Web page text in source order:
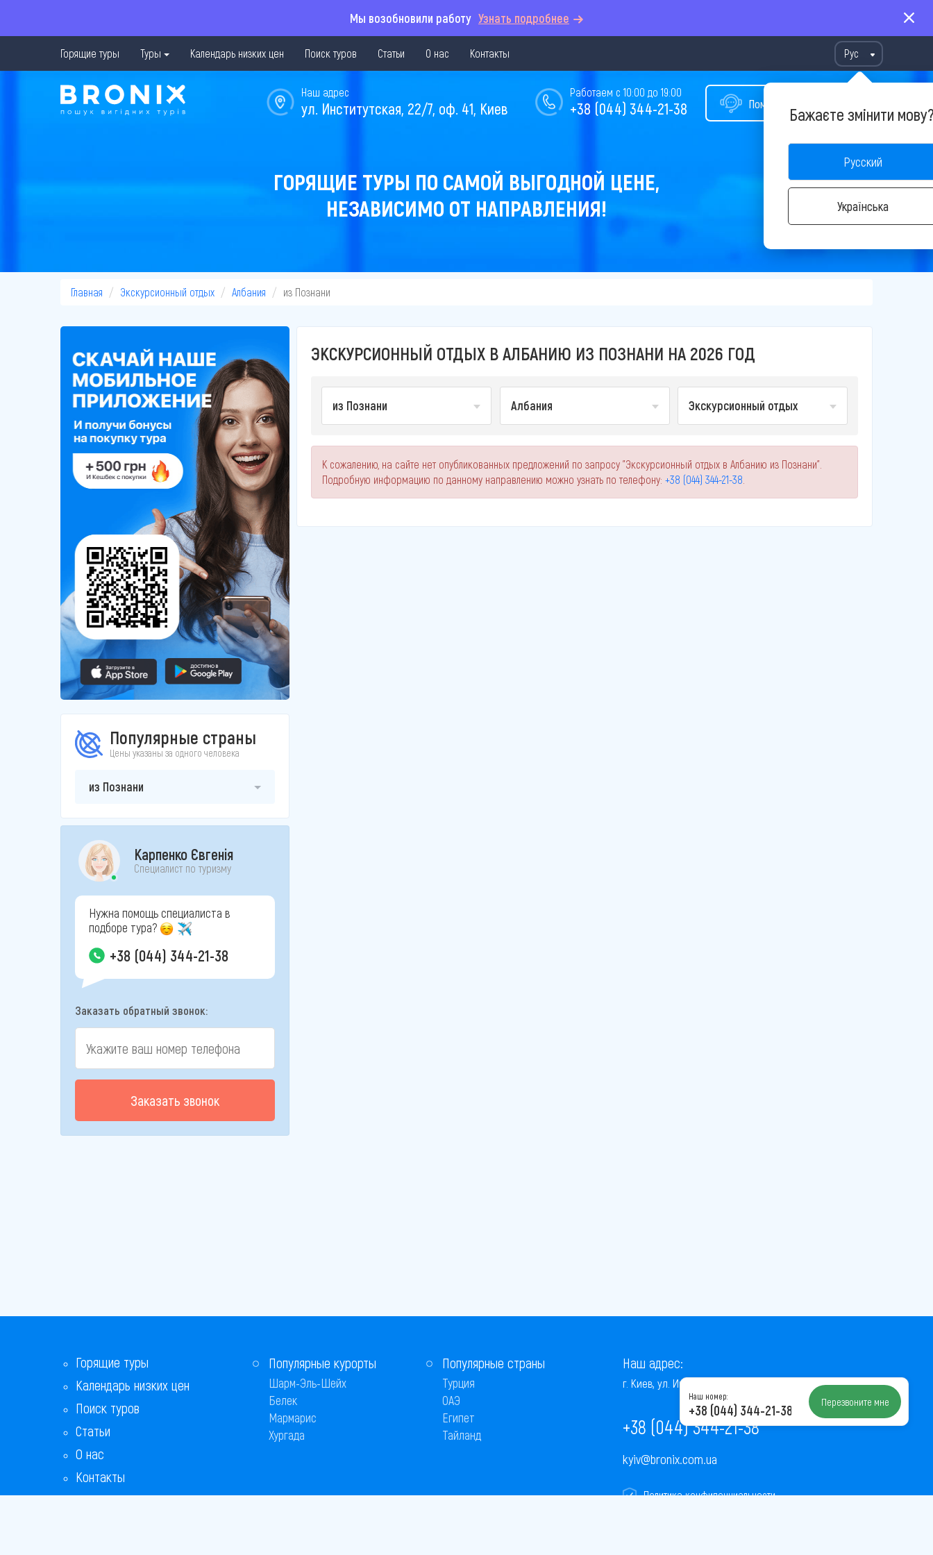
Мы возобновили работу Узнать подробнее
Горящие туры Туры Календарь низких цен Поиск туров Статьи О нас Контакты Рус
Бажаєте змінити
Русский
Українська
Помощь в подборе тура
Работаем с 10:00 до 19:00
+38 (044) 344-21-38
Наш адрес
ул. Институтская, 22/7, оф. 41, Киев
ГОРЯЩИЕ ТУРЫ ПО САМОЙ ВЫГОДНОЙ ЦЕНЕ,
НЕЗАВИСИМО ОТ НАПРАВЛЕНИЯ!
Главная Экскурсионный отдых Албания из Познани
Популярные страны
Цены указаны за одного человека
из Познани
Карпенко Євгенія
Специалист по туризму
Нужна помощь специалиста в
подборе тура?
+38 (044) 344-21-38
Заказать обратный звонок:
Заказать звонок
ЭКСКУРСИОННЫЙ ОТДЫХ В АЛБАНИЮ ИЗ ПОЗНАНИ НА 2026 ГОД
из Познани Албания Экскурсионный отдых
К сожалению, на сайте нет опубликованных предложений по запросу "Экскурсионный отдых в Албанию из Познани".
Подробную информацию по данному направлению можно узнать по телефону: +38 (044) 344-21-38
Горящие туры
Календарь низких цен
Поиск туров
Статьи
О нас
Контакты
Бонусная программа
Популярные курорты
Шарм-Эль-Шейх
Белек
Мармарис
Хургада
Популярные страны
Турция
ОАЭ
Египет
Тайланд
Наш адрес:
г. Киев, ул. Институтская, 22/7, оф. 41
+38 (044) 344-21-38
kyiv@bronix.com.ua
Политика конфиденциальности
Наш номер:
+38 (044) 344-21-38 Перезвоните мне